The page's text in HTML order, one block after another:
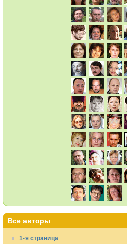
Все авторы
1-я страница